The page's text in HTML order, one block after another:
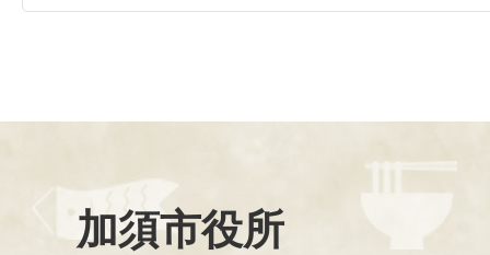
加須市役所